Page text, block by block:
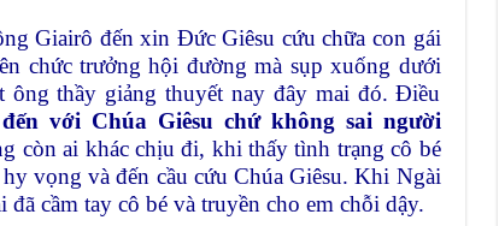
Giairô đến xin Đức Giêsu cứu chữa con gái
chức trưởng hội đường mà sụp xuống dưới
thầy giảng thuyết nay đây mai đó. Điều
với Chúa Giêsu chứ không sai người
còn ai khác chịu đi, khi thấy tình trạng cô bé
vọng và đến cầu cứu Chúa Giêsu. Khi Ngài
cầm tay cô bé và truyền cho em chỗi dậy.